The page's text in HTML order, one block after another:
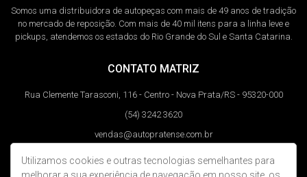
Somos uma distribuidora de autopeças com mais de 49 anos de tradição
no mercado de reposição. Com mais de 40 mil itens para a linha leve e
pickups, atendemos os estados do Rio Grande do Sul e Santa Catarina.
CONTATO MATRIZ
Rua Clemente Tarasconi, 116 - Centro - Nova Prata/RS - 95320-000
(54) 3242 3620
vendas@autopratense.com.br
REDES SOCIAIS
Utilizamos cookies e outras tecnologias semelhantes para